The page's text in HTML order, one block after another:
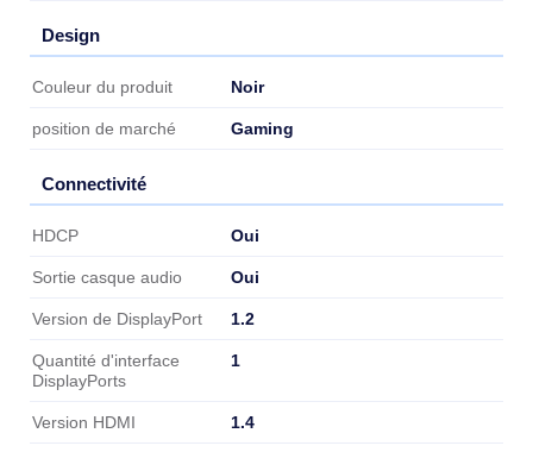
Design
Design
Couleur du produit Noir
position de marché Gaming
Connectivité
Connectivité
HDCP Oui
Sortie casque audio Oui
Version de DisplayPort 1.2
Quantité d'interface
DisplayPorts
1
Version HDMI 1.4